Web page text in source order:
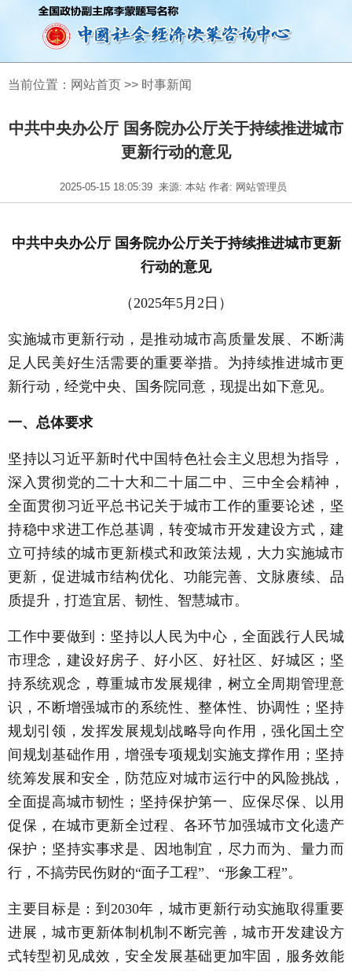
当前位置： 网站首页 >> 时事新闻
中共中央办公厅 国务院办公厅关于持续推进城市
更新行动的意见
2025-05-15 18:05:39 来源: 本站 作者: 网站管理员
中共中央办公厅 国务院办公厅关于持续推进城市更新
行动的意见
（2025年5月2日）
实施城市更新行动，是推动城市高质量发展、不断满
足人民美好生活需要的重要举措。为持续推进城市更
新行动，经党中央、国务院同意，现提出如下意见。
一、总体要求
坚持以习近平新时代中国特色社会主义思想为指导，
深入贯彻党的二十大和二十届二中、三中全会精神，
全面贯彻习近平总书记关于城市工作的重要论述，坚
持稳中求进工作总基调，转变城市开发建设方式，建
立可持续的城市更新模式和政策法规，大力实施城市
更新，促进城市结构优化、功能完善、文脉赓续、品
质提升，打造宜居、韧性、智慧城市。
工作中要做到：坚持以人民为中心，全面践行人民城
市理念，建设好房子、好小区、好社区、好城区；坚
持系统观念，尊重城市发展规律，树立全周期管理意
识，不断增强城市的系统性、整体性、协调性；坚持
规划引领，发挥发展规划战略导向作用，强化国土空
间规划基础作用，增强专项规划实施支撑作用；坚持
统筹发展和安全，防范应对城市运行中的风险挑战，
全面提高城市韧性；坚持保护第一、应保尽保、以用
促保，在城市更新全过程、各环节加强城市文化遗产
保护；坚持实事求是、因地制宜，尽力而为、量力而
行，不搞劳民伤财的“面子工程”、“形象工程”。
主要目标是：到2030年，城市更新行动实施取得重要
进展，城市更新体制机制不断完善，城市开发建设方
式转型初见成效，安全发展基础更加牢固，服务效能